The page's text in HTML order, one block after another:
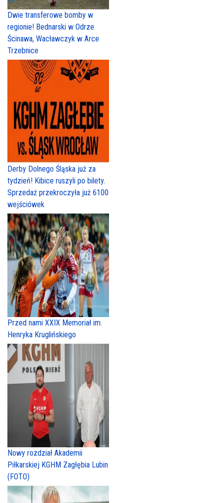
Dwie transferowe bomby w
regionie! Bednarski w Odrze
Ścinawa, Wacławczyk w Arce
Trzebnice
Derby Dolnego Śląska już za
tydzień! Kibice ruszyli po bilety.
Sprzedaż przekroczyła już 6100
wejściówek
Przed nami XXIX Memoriał im.
Henryka Kruglińskiego
Nowy rozdział Akademii
Piłkarskiej KGHM Zagłębia Lubin
(FOTO)